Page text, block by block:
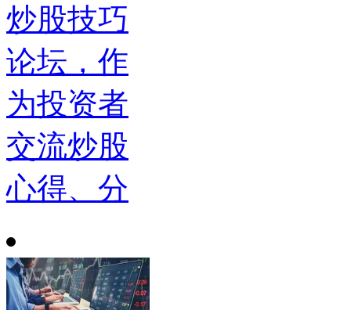
炒股技巧
论坛，作
为投资者
交流炒股
心得、分